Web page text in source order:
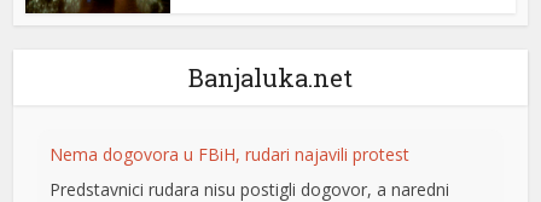
Banjaluka.net
Nema dogovora u FBiH, rudari najavili protest
Predstavnici rudara nisu postigli dogovor, a naredni